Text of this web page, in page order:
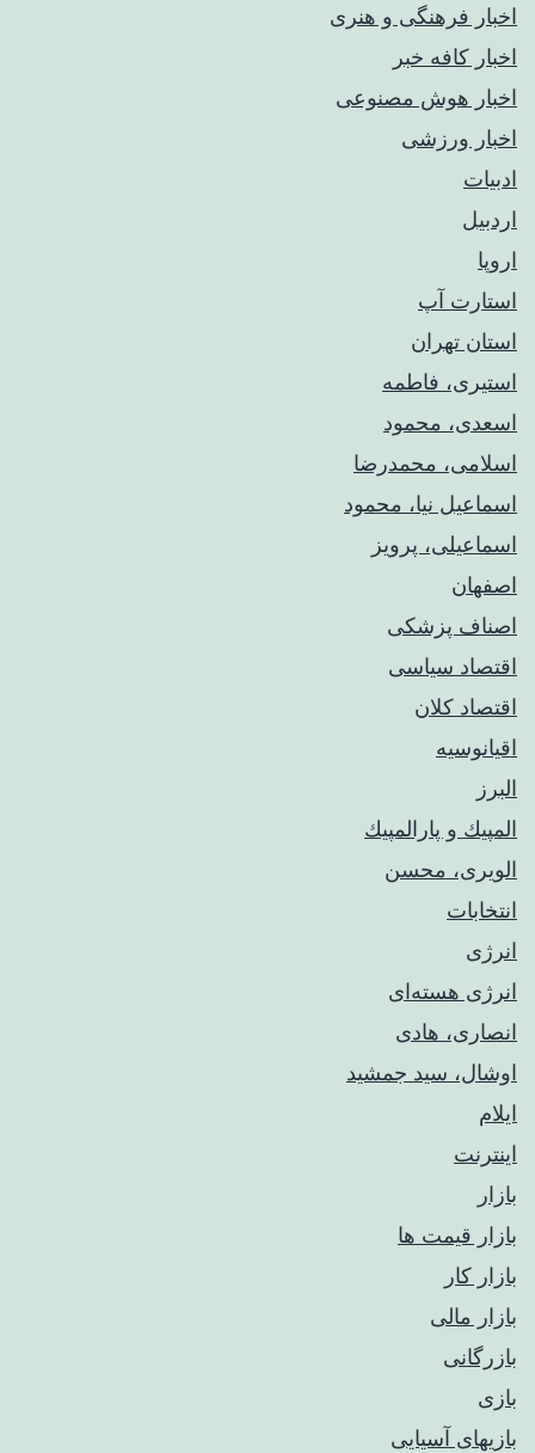
اخبار فرهنگی و هنری
اخبار کافه خبر
اخبار هوش مصنوعی
اخبار ورزشی
ادبیات
اردبیل
اروپا
استارت آپ
استان تهران
استیری، فاطمه
اسعدی، محمود
اسلامی، محمدرضا
اسماعیل نیا، محمود
اسماعیلی، پرویز
اصفهان
اصناف پزشکی
اقتصاد سیاسی
اقتصاد کلان
اقیانوسیه
البرز
المپيك و پارالمپيك
الویری، محسن
انتخابات
انرژی
انرژی هسته‌ای
انصاری، هادی
اوشال، سید جمشید
ایلام
اینترنت
بازار
بازار قیمت ها
بازار کار
بازار مالی
بازرگانی
بازی
بازیهای آسیایی